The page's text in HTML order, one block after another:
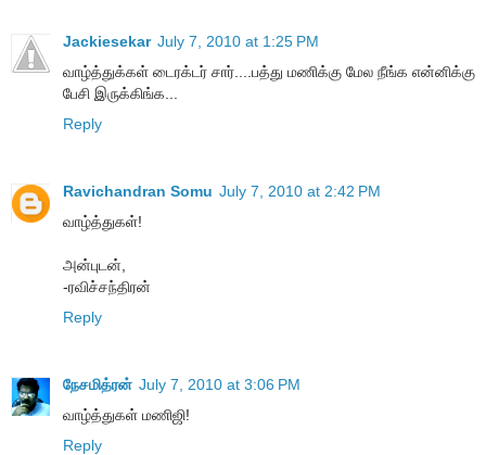
Jackiesekar July 7, 2010 at 1:25 PM
வாழ்த்துக்கள் டைரக்டர் சார்....பத்து மணிக்கு மேல நீங்க என்னிக்கு
பேசி இருக்கிங்க...
Reply
Ravichandran Somu July 7, 2010 at 2:42 PM
வாழ்த்துகள்!
அன்புடன்,
-ரவிச்சந்திரன்
Reply
நேசமித்ரன் July 7, 2010 at 3:06 PM
வாழ்த்துகள் மணிஜி!
Reply